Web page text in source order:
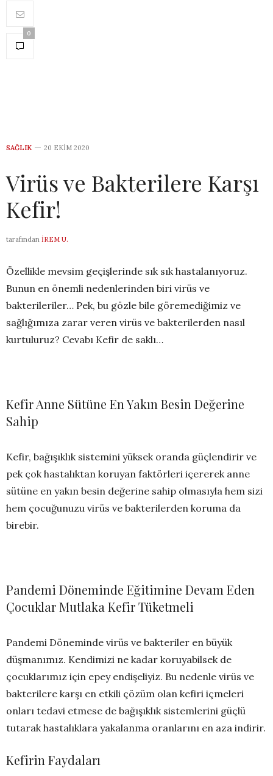
0
SAĞLIK 20 EKIM 2020
Virüs ve Bakterilere Karşı
Kefir!
tarafından İREM U.
Özellikle mevsim geçişlerinde sık sık hastalanıyoruz.
Bunun en önemli nedenlerinden biri virüs ve
bakterileriler… Pek, bu gözle bile göremediğimiz ve
sağlığımıza zarar veren virüs ve bakterilerden nasıl
kurtuluruz? Cevabı Kefir de saklı…
Kefir Anne Sütüne En Yakın Besin Değerine
Sahip
Kefir, bağışıklık sistemini yüksek oranda güçlendirir ve
pek çok hastalıktan koruyan faktörleri içererek anne
sütüne en yakın besin değerine sahip olmasıyla hem sizi
hem çocuğunuzu virüs ve bakterilerden koruma da
birebir.
Pandemi Döneminde Eğitimine Devam Eden
Çocuklar Mutlaka Kefir Tüketmeli
Pandemi Döneminde virüs ve bakteriler en büyük
düşmanımız. Kendimizi ne kadar koruyabilsek de
çocuklarımız için epey endişeliyiz. Bu nedenle virüs ve
bakterilere karşı en etkili çözüm olan kefiri içmeleri
onları tedavi etmese de bağışıklık sistemlerini güçlü
tutarak hastalıklara yakalanma oranlarını en aza indirir.
Kefirin Faydaları